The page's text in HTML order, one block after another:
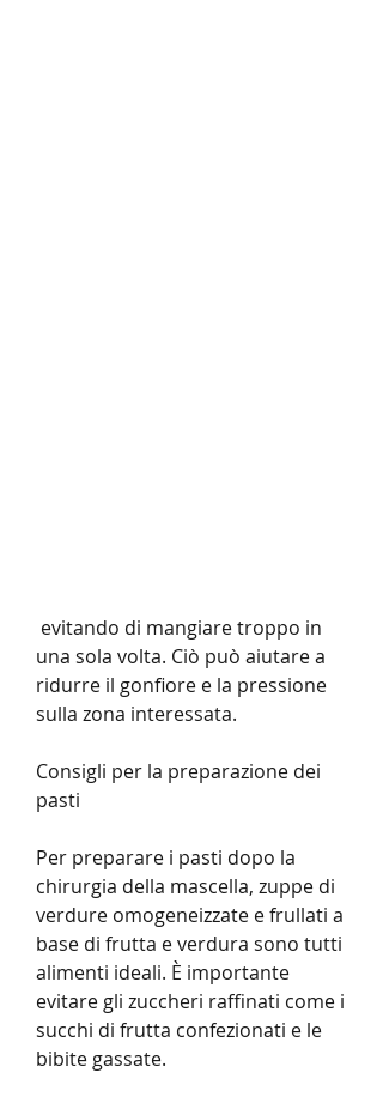
una sola volta. Ciò può aiutare a
ridurre il gonfiore e la pressione
sulla zona interessata.
Consigli per la preparazione dei
pasti
Per preparare i pasti dopo la
chirurgia della mascella, zuppe di
verdure omogeneizzate e frullati a
base di frutta e verdura sono tutti
alimenti ideali. È importante
evitare gli zuccheri raffinati come i
succhi di frutta confezionati e le
bibite gassate.